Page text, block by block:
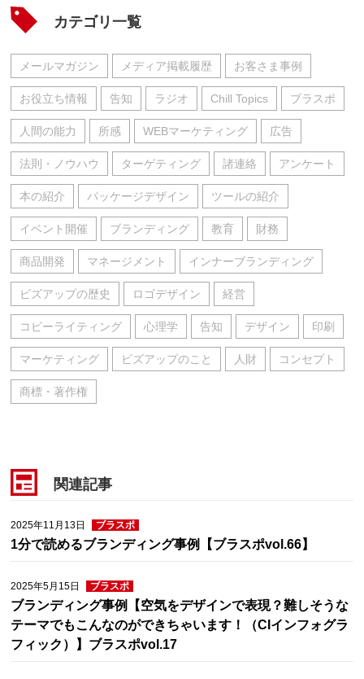
カテゴリ一覧
メールマガジン メディア掲載履歴 お客さま事例
お役立ち情報 告知 ラジオ Chill Topics ブラスポ
人間の能力 所感 WEBマーケティング 広告
法則・ノウハウ ターゲティング 諸連絡 アンケート
本の紹介 パッケージデザイン ツールの紹介
イベント開催 ブランディング 教育 財務
商品開発 マネージメント インナーブランディング
ビズアップの歴史 ロゴデザイン 経営
コピーライティング 心理学 告知 デザイン 印刷
マーケティング ビズアップのこと 人財 コンセプト
商標・著作権
関連記事
2025年11月13日 ブラスポ
1分で読めるブランディング事例【ブラスポvol.66】
2025年5月15日 ブラスポ
ブランディング事例【空気をデザインで表現？難しそうな
テーマでもこんなのができちゃいます！（CIインフォグラ
フィック）】ブラスポvol.17